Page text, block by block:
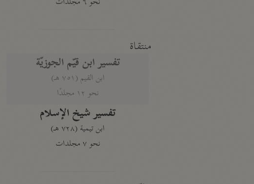
منتقاة
تفسير ابن قيّم الجوزيّة
ابن القيم (٧٥١ هـ)
نحو ١٢ مجلدًا
تفسير شيخ الإسلام
ابن تيمية (٧٢٨ هـ)
نحو ٧ مجلدات